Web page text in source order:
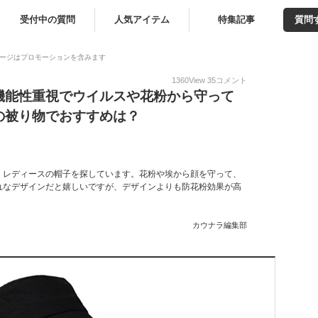
受付中の質問 人気アイテム 特集記事 質問
ジはプロモーションを含みます
1360View 35コメント
性重視でウイルスや花粉から守って
り物でおすすめは？
ディースの帽子を探しています。花粉や埃から顔を守って、
デザインだと嬉しいですが、デザインよりも防花粉効果が高
カウナラ編集部